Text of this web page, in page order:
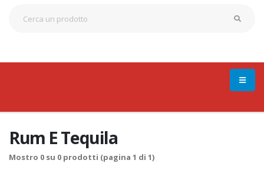
Rum E Tequila
Mostro 0 su 0 prodotti (pagina 1 di 1)